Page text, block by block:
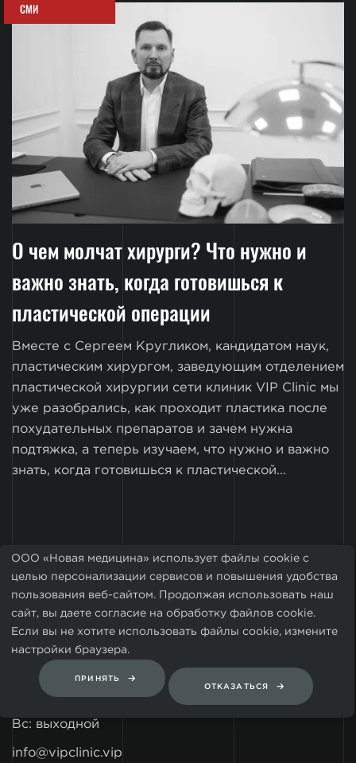
СМИ
О чем молчат хирурги? Что нужно и
важно знать, когда готовишься к
пластической операции
Вместе с Сергеем Кругликом, кандидатом наук,
пластическим хирургом, заведующим отделением
пластической хирургии сети клиник VIP Clinic мы
уже разобрались, как проходит пластика после
похудательных препаратов и зачем нужна
подтяжка, а теперь изучаем, что нужно и важно
знать, когда готовишься к пластической...
ОТПРАВИТЬСООБЩЕНИЕ
8 (499) 460-64-39
Вс: выходной
info@vipclinic.vip
ООО «Новая медицина» использует файлы cookie с
целью персонализации сервисов и повышения удобства
пользования веб-сайтом. Продолжая использовать наш
сайт, вы даете согласие на обработку файлов cookie.
Если вы не хотите использовать файлы cookie, измените
настройки браузера.
ПРИНЯТЬ
ОТКАЗАТЬСЯ